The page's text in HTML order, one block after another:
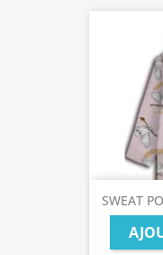
SWEAT